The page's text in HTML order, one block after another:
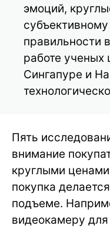
эмоций,
правильности
работе ученых
Сингапуре и
Пять
внимание
круглыми
покупка
подъеме.
видеокамеру